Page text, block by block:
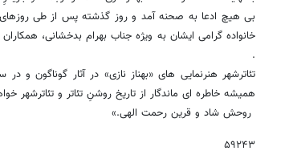
بی هیچ ادعا به صحنه آمد و روز گذشته پس از طی روزهای
خانواده گرامی ایشان به ویژه جناب بهرام بدخشانی،
.
تئاترشهر هنرنمایی های «بهناز نازی» در آثار گوناگون و
همیشه خاطره ای ماندگار از تاریخ روشنِ تئاتر و تئاترشهر
روحش شاد و قرین رحمت الهی.»
۵۹۲۴۳